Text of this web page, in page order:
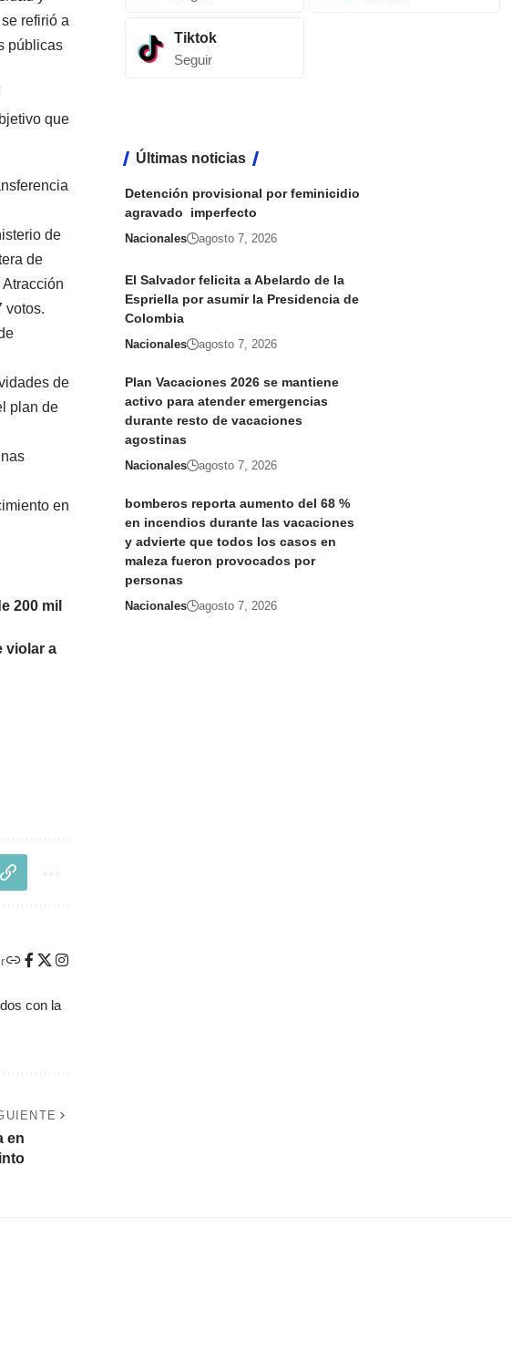
refirió a
públicas
que
de
de
votos.
de
plan de
en
200 mil
violar a
con la
en
Tiktok
Seguir
Últimas noticias
Detención provisional por feminicidio
agravado imperfecto
Nacionales agosto 7, 2026
El Salvador felicita a Abelardo de la
Espriella por asumir la Presidencia de
Colombia
Nacionales agosto 7, 2026
Plan Vacaciones 2026 se mantiene
activo para atender emergencias
durante resto de vacaciones
agostinas
Nacionales agosto 7, 2026
bomberos reporta aumento del 68 %
en incendios durante las vacaciones
y advierte que todos los casos en
maleza fueron provocados por
personas
Nacionales agosto 7, 2026